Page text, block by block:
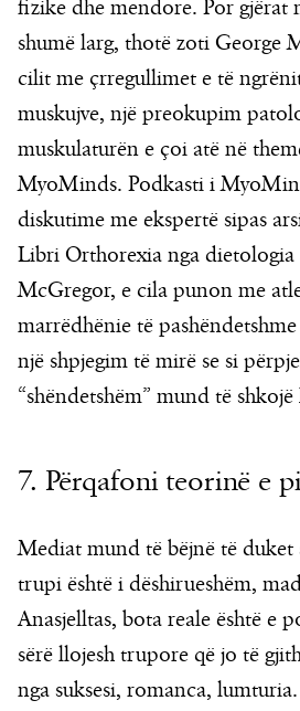
fizike dhe mendore. Por gjërat
shumë larg, thotë zoti George
cilit me çrregullimet e të
muskujve, një preokupim
muskulaturën e çoi atë në
MyoMinds. Podkasti i
diskutime me ekspertë sipas
Libri Orthorexia nga dietologia
McGregor, e cila punon me
marrëdhënie të
një shpjegim të mirë se si
“shëndetshëm” mund të shkojë
7. Përqafoni teorinë e
Mediat mund të bëjnë të duket
trupi është i dëshirueshëm,
Anasjelltas, bota reale është e
sërë llojesh trupore që jo të
nga suksesi, romanca,